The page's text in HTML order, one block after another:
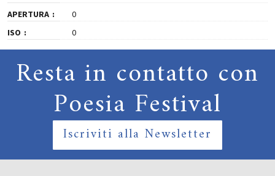
APERTURA
0
ISO
0
Resta in contatto con
Poesia Festival
Iscriviti alla Newsletter